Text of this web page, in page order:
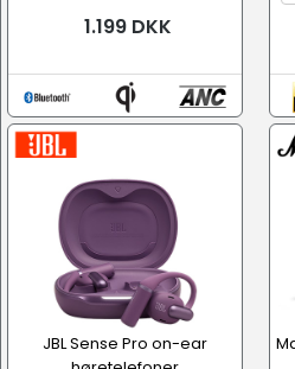
1.199 DKK
JBL Sense Pro on-ear